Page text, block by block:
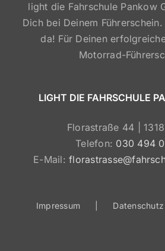
light die Fahrschule Pankow
Dich bei Deinem
da! Für Deinen
Motorrad-
LIGHT DIE FAHRSCHULE
Florastraße 44 |
Telefon: 030 494
E-Mail:
Impressum Datenschutz